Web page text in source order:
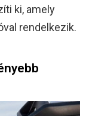
ki, amely
rendelkezik.